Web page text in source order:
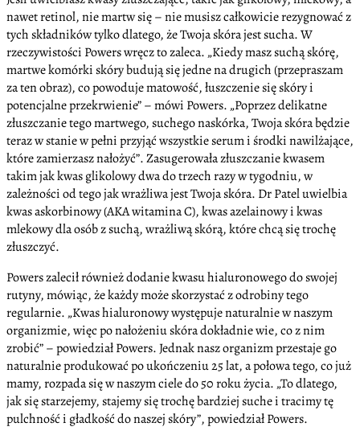
nawet retinol, nie martw się – nie musisz całkowicie rezygnować z
tych składników tylko dlatego, że Twoja skóra jest sucha. W
rzeczywistości Powers wręcz to zaleca. „Kiedy masz suchą skórę,
martwe komórki skóry budują się jedne na drugich (przepraszam
za ten obraz), co powoduje matowość, łuszczenie się skóry i
potencjalne przekrwienie” – mówi Powers. „Poprzez delikatne
złuszczanie tego martwego, suchego naskórka, Twoja skóra będzie
teraz w stanie w pełni przyjąć wszystkie serum i środki nawilżające,
które zamierzasz nałożyć”. Zasugerowała złuszczanie kwasem
takim jak kwas glikolowy dwa do trzech razy w tygodniu, w
zależności od tego jak wrażliwa jest Twoja skóra. Dr Patel uwielbia
kwas askorbinowy (AKA witamina C), kwas azelainowy i kwas
mlekowy dla osób z suchą, wrażliwą skórą, które chcą się trochę
złuszczyć.
Powers zalecił również dodanie kwasu hialuronowego do swojej
rutyny, mówiąc, że każdy może skorzystać z odrobiny tego
regularnie. „Kwas hialuronowy występuje naturalnie w naszym
organizmie, więc po nałożeniu skóra dokładnie wie, co z nim
zrobić” – powiedział Powers. Jednak nasz organizm przestaje go
naturalnie produkować po ukończeniu 25 lat, a połowa tego, co już
mamy, rozpada się w naszym ciele do 50 roku życia. „To dlatego,
jak się starzejemy, stajemy się trochę bardziej suche i tracimy tę
pulchność i gładkość do naszej skóry”, powiedział Powers.